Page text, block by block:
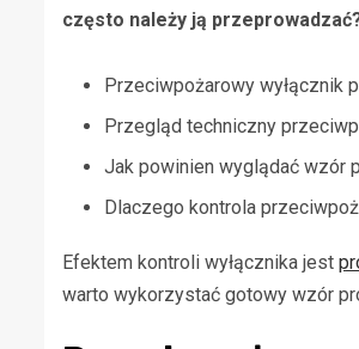
często należy ją
Przeciwpożarowy wyłącznik
Przegląd techniczny
Jak powinien wyglądać wzór
Dlaczego kontrola
Efektem kontroli wyłącznika jest
warto wykorzystać gotowy wzór